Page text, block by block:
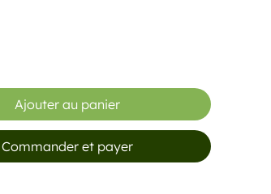
Ajouter au panier
Commander et payer